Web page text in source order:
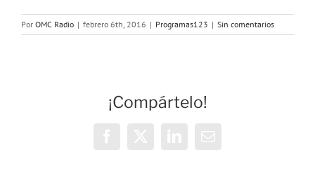
Por OMC Radio | febrero 6th, 2016 | Programas123 | Sin comentarios
¡Compártelo!